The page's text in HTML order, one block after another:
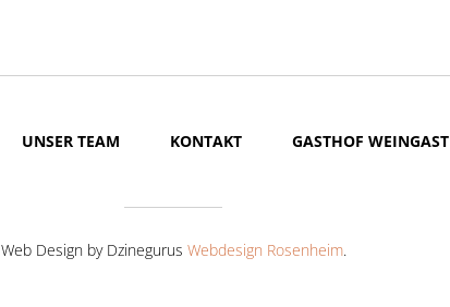
UNSER TEAM KONTAKT GASTHOF WEINGAST
Web Design by Dzinegurus Webdesign Rosenheim.